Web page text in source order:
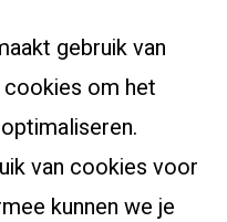
gebruik van
om het
van cookies voor
kunnen we je